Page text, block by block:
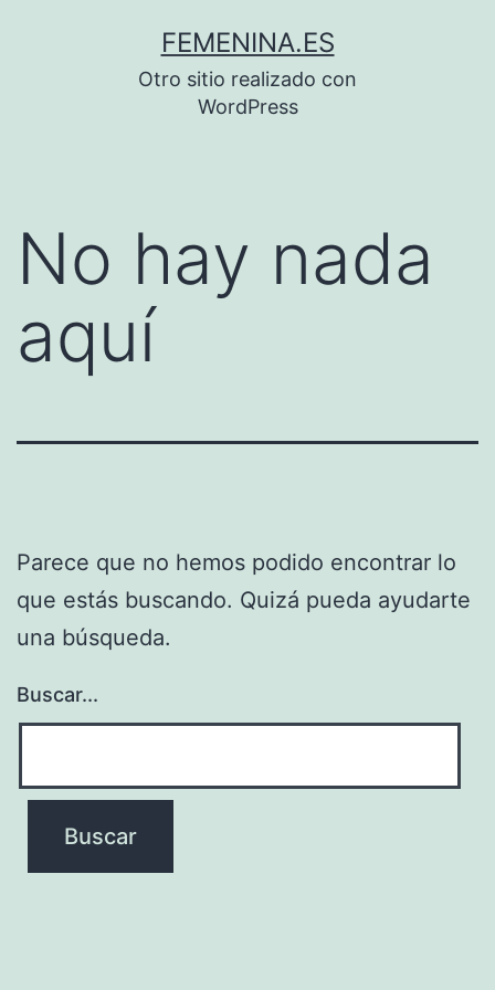
FEMENINA.ES
Otro sitio realizado con
WordPress
No hay nada
aquí
Parece que no hemos podido encontrar lo
que estás buscando. Quizá pueda ayudarte
una búsqueda.
Buscar...